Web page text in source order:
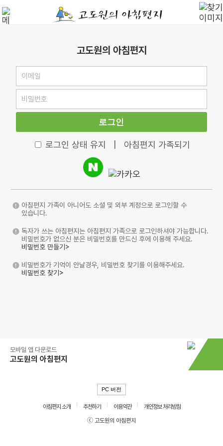
고도원의 아침편지
로그인
로그인 상태 유지 아침편지 가족되기
아침편지 가족이 아니어도 소셜 및 외부 계정으로 로그인할 수
있습니다.
독자가 쓰는 아침편지는 아침편지 가족으로 로그인하셔야 가능합니다.
비밀번호가 없으신 분은 비밀번호를 만드신 후에 이용해 주세요.
비밀번호 만들기>
비밀번호가 기억이 안날경우, 비밀번호 찾기를 이용해주세요.
비밀번호 찾기>
모바일 앱 다운로드
고도원의 아침편지
PC 버전
아침편지 소개 추천하기 이용약관
개인정보 처리방침
ⓒ 고도원의 아침편지